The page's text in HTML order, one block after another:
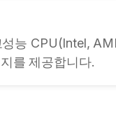
능 CPU(Intel,
를 제공합니다.